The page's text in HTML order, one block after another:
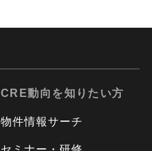
CRE動向を知りたい方
物件情報サーチ